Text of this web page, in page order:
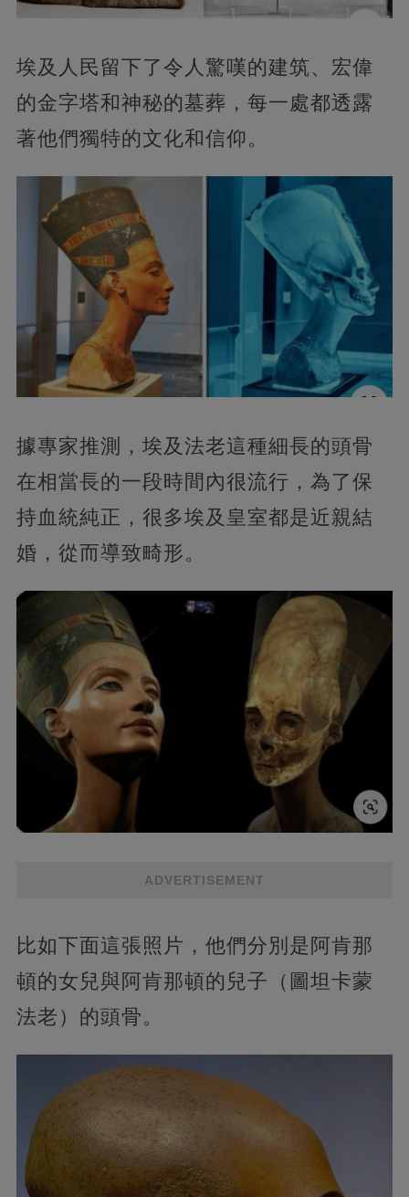
埃及人民留下了令人驚嘆的建筑、宏偉
的金字塔和神秘的墓葬，每一處都透露
著他們獨特的文化和信仰。
據專家推測，埃及法老這種細長的頭骨
在相當長的一段時間內很流行，為了保
持血統純正，很多埃及皇室都是近親結
婚，從而導致畸形。
ADVERTISEMENT
比如下面這張照片，他們分別是阿肯那
頓的女兒與阿肯那頓的兒子（圖坦卡蒙
法老）的頭骨。